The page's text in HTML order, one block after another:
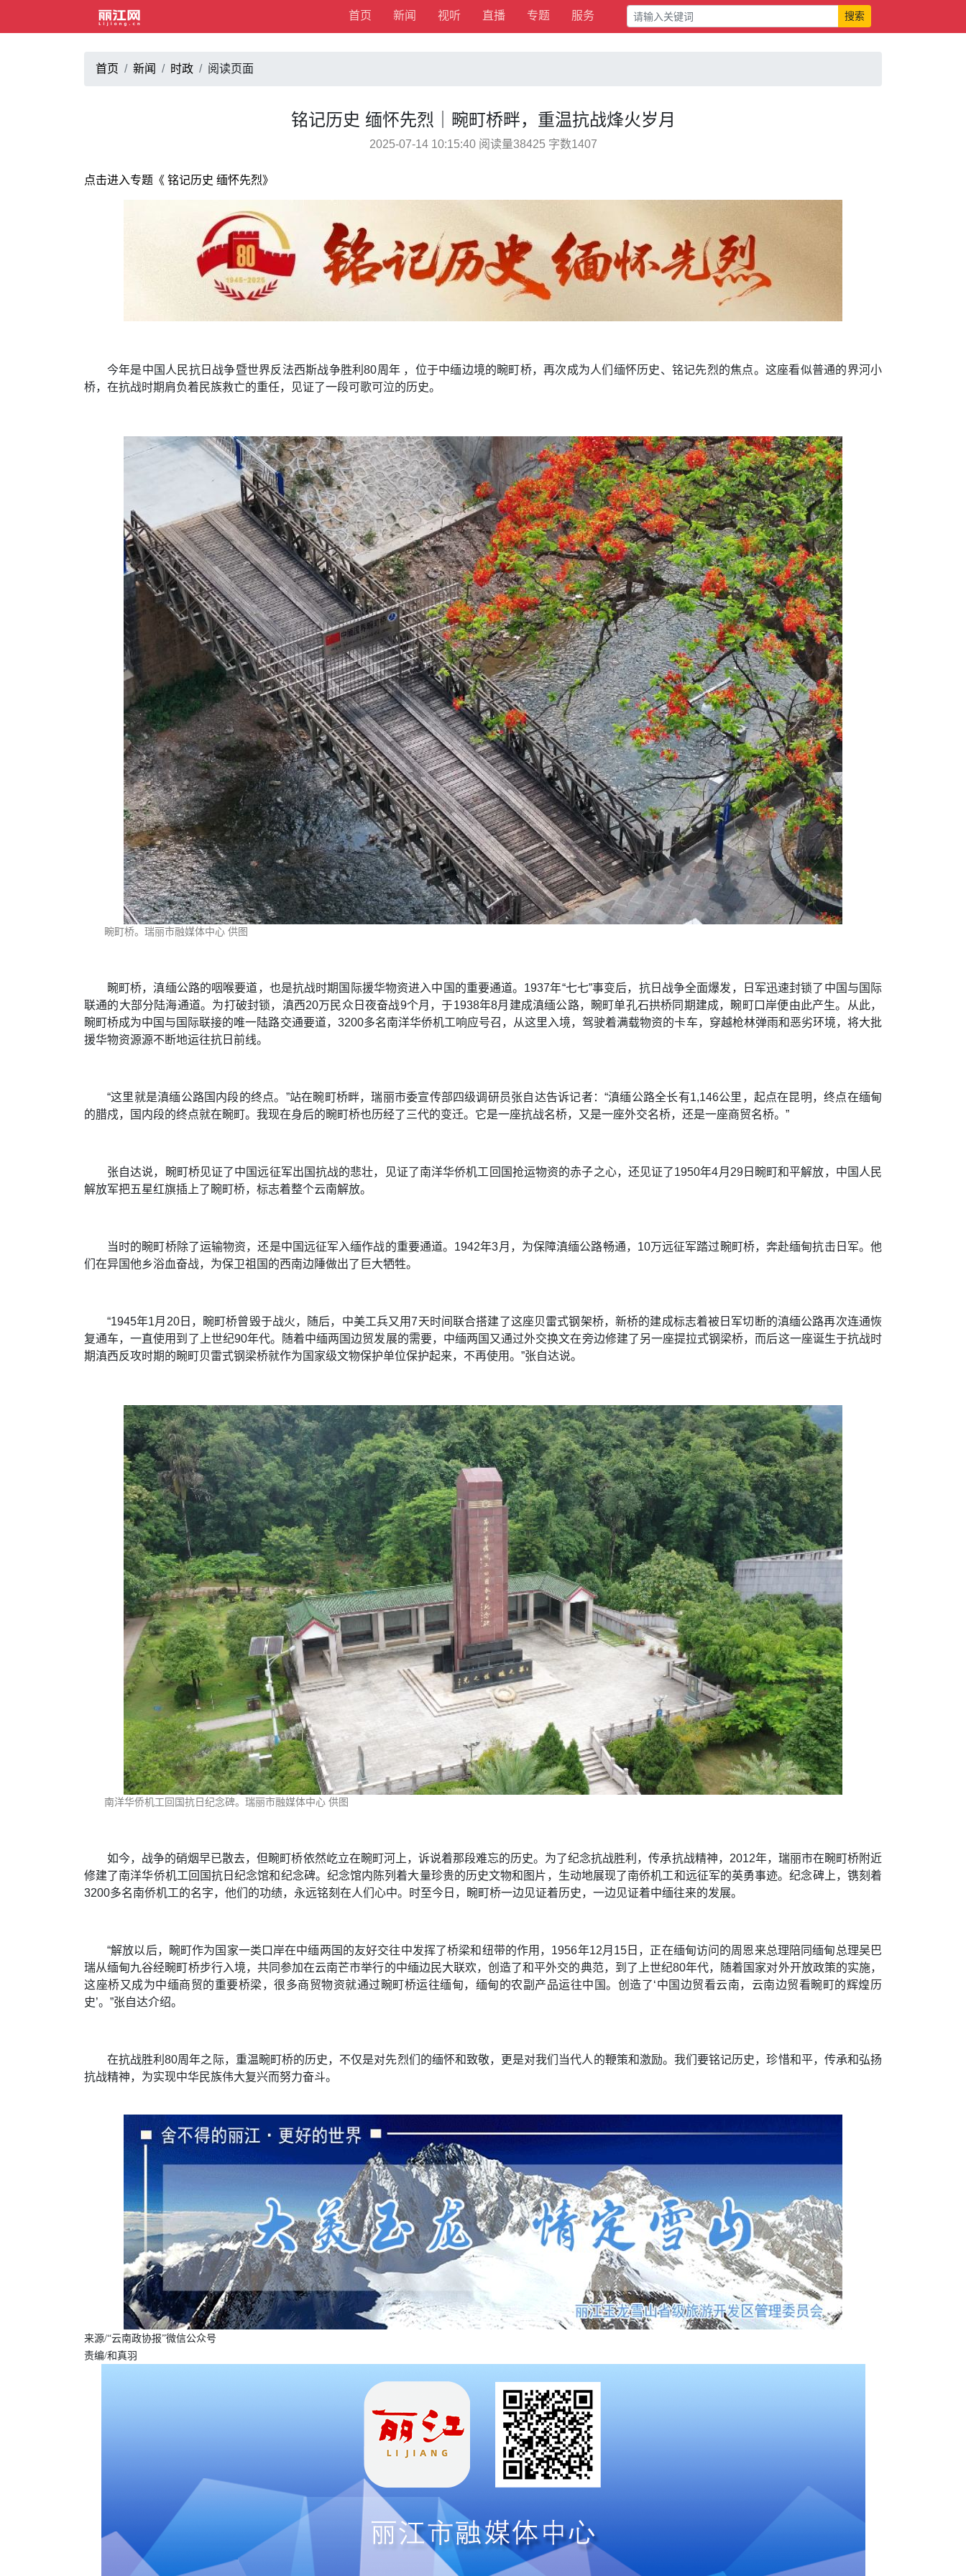
首页 新闻 视听 直播 专题 服务 搜索
首页 新闻 时政 阅读页面
铭记历史 缅怀先烈｜畹町桥畔，重温抗战烽火岁月
2025-07-14 10:15:40 阅读量38425 字数1407
点击进入专题《 铭记历史 缅怀先烈》
今年是中国人民抗日战争暨世界反法西斯战争胜利80周年 ，位于中缅边境的畹町桥，再次成为人们缅怀历史、铭记先烈的焦点。这座看似普通的界河小
桥，在抗战时期肩负着民族救亡的重任，见证了一段可歌可泣的历史。
畹町桥。瑞丽市融媒体中心 供图
畹町桥，滇缅公路的咽喉要道，也是抗战时期国际援华物资进入中国的重要通道。1937年“七七”事变后，抗日战争全面爆发，日军迅速封锁了中国与国际
联通的大部分陆海通道。为打破封锁，滇西20万民众日夜奋战9个月，于1938年8月建成滇缅公路，畹町单孔石拱桥同期建成，畹町口岸便由此产生。从此，
畹町桥成为中国与国际联接的唯一陆路交通要道，3200多名南洋华侨机工响应号召，从这里入境，驾驶着满载物资的卡车，穿越枪林弹雨和恶劣环境，将大批
援华物资源源不断地运往抗日前线。
“这里就是滇缅公路国内段的终点。”站在畹町桥畔，瑞丽市委宣传部四级调研员张自达告诉记者：“滇缅公路全长有1,146公里，起点在昆明，终点在缅甸
的腊戍，国内段的终点就在畹町。我现在身后的畹町桥也历经了三代的变迁。它是一座抗战名桥，又是一座外交名桥，还是一座商贸名桥。”
张自达说，畹町桥见证了中国远征军出国抗战的悲壮，见证了南洋华侨机工回国抢运物资的赤子之心，还见证了1950年4月29日畹町和平解放，中国人民
解放军把五星红旗插上了畹町桥，标志着整个云南解放。
当时的畹町桥除了运输物资，还是中国远征军入缅作战的重要通道。1942年3月，为保障滇缅公路畅通，10万远征军踏过畹町桥，奔赴缅甸抗击日军。他
们在异国他乡浴血奋战，为保卫祖国的西南边陲做出了巨大牺牲。
“1945年1月20日，畹町桥曾毁于战火，随后，中美工兵又用7天时间联合搭建了这座贝雷式钢架桥，新桥的建成标志着被日军切断的滇缅公路再次连通恢
复通车，一直使用到了上世纪90年代。随着中缅两国边贸发展的需要，中缅两国又通过外交换文在旁边修建了另一座提拉式钢梁桥，而后这一座诞生于抗战时
期滇西反攻时期的畹町贝雷式钢梁桥就作为国家级文物保护单位保护起来，不再使用。”张自达说。
南洋华侨机工回国抗日纪念碑。瑞丽市融媒体中心 供图
如今，战争的硝烟早已散去，但畹町桥依然屹立在畹町河上，诉说着那段难忘的历史。为了纪念抗战胜利，传承抗战精神，2012年，瑞丽市在畹町桥附近
修建了南洋华侨机工回国抗日纪念馆和纪念碑。纪念馆内陈列着大量珍贵的历史文物和图片，生动地展现了南侨机工和远征军的英勇事迹。纪念碑上，镌刻着
3200多名南侨机工的名字，他们的功绩，永远铭刻在人们心中。时至今日，畹町桥一边见证着历史，一边见证着中缅往来的发展。
“解放以后，畹町作为国家一类口岸在中缅两国的友好交往中发挥了桥梁和纽带的作用，1956年12月15日，正在缅甸访问的周恩来总理陪同缅甸总理吴巴
瑞从缅甸九谷经畹町桥步行入境，共同参加在云南芒市举行的中缅边民大联欢，创造了和平外交的典范，到了上世纪80年代，随着国家对外开放政策的实施，
这座桥又成为中缅商贸的重要桥梁，很多商贸物资就通过畹町桥运往缅甸，缅甸的农副产品运往中国。创造了‘中国边贸看云南，云南边贸看畹町的辉煌历
史’。”张自达介绍。
在抗战胜利80周年之际，重温畹町桥的历史，不仅是对先烈们的缅怀和致敬，更是对我们当代人的鞭策和激励。我们要铭记历史，珍惜和平，传承和弘扬
抗战精神，为实现中华民族伟大复兴而努力奋斗。
来源/“云南政协报”微信公众号
责编/和真羽